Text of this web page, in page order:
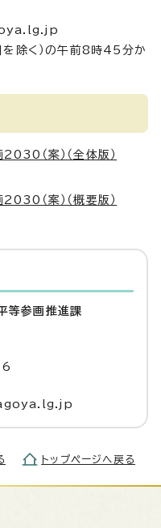
を除く）の午前8時45分か
（案）（全体版）
（案）（概要版）
等参画推進課
トップページへ戻る